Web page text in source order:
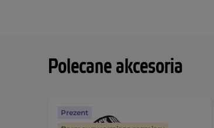
Polecane akcesoria
Prezent